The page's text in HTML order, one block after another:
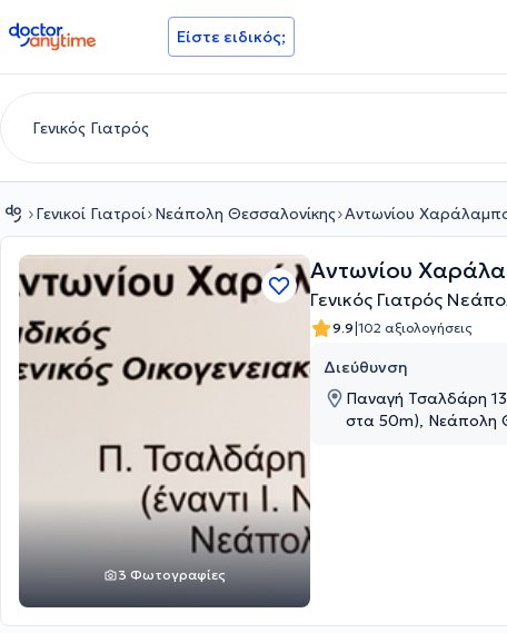
doctoranytime Είστε ειδικός;
Γενικοί Γιατροί Νεάπολη Θεσσαλονίκης Αντωνίου
3 Φωτογραφίες
Αντωνίου
Γενικός Γιατρός
9.9|102 αξιολογήσεις
Διεύθυνση
Παναγή Τσαλδάρη
στα 50m), Νεάπολη